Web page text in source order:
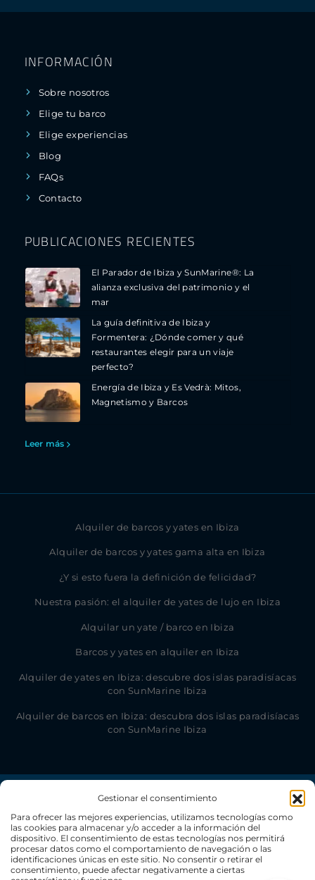
Gestionar el consentimiento
Para ofrecer las mejores experiencias, utilizamos tecnologías como
las cookies para almacenar y/o acceder a la información del
dispositivo. El consentimiento de estas tecnologías nos permitirá
procesar datos como el comportamiento de navegación o las
identificaciones únicas en este sitio. No consentir o retirar el
consentimiento, puede afectar negativamente a ciertas
INFORMACIÓN
Sobre nosotros
Elige tu barco
Elige experiencias
Blog
FAQs
Contacto
PUBLICACIONES RECIENTES
El Parador de Ibiza y SunMarine®: La
alianza exclusiva del patrimonio y el
mar
La guía definitiva de Ibiza y
Formentera: ¿Dónde comer y qué
restaurantes elegir para un viaje
perfecto?
Energía de Ibiza y Es Vedrà: Mitos,
Magnetismo y Barcos
Leer más
Alquiler de barcos y yates en Ibiza
Alquiler de barcos y yates gama alta en Ibiza
¿Y si esto fuera la definición de felicidad?
Nuestra pasión: el alquiler de yates de lujo en Ibiza
Alquilar un yate / barco en Ibiza
Barcos y yates en alquiler en Ibiza
Alquiler de yates en Ibiza: descubre dos islas paradisíacas
con SunMarine Ibiza
Alquiler de barcos en Ibiza: descubra dos islas paradisíacas
con SunMarine Ibiza